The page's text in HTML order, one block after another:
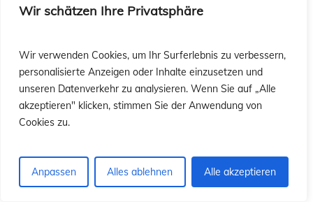
Wir schätzen Ihre Privatsphäre
Wir verwenden Cookies, um Ihr Surferlebnis zu verbessern,
personalisierte Anzeigen oder Inhalte einzusetzen und
unseren Datenverkehr zu analysieren. Wenn Sie auf „Alle
akzeptieren" klicken, stimmen Sie der Anwendung von
Cookies zu.
Anpassen Alles ablehnen Alle akzeptieren